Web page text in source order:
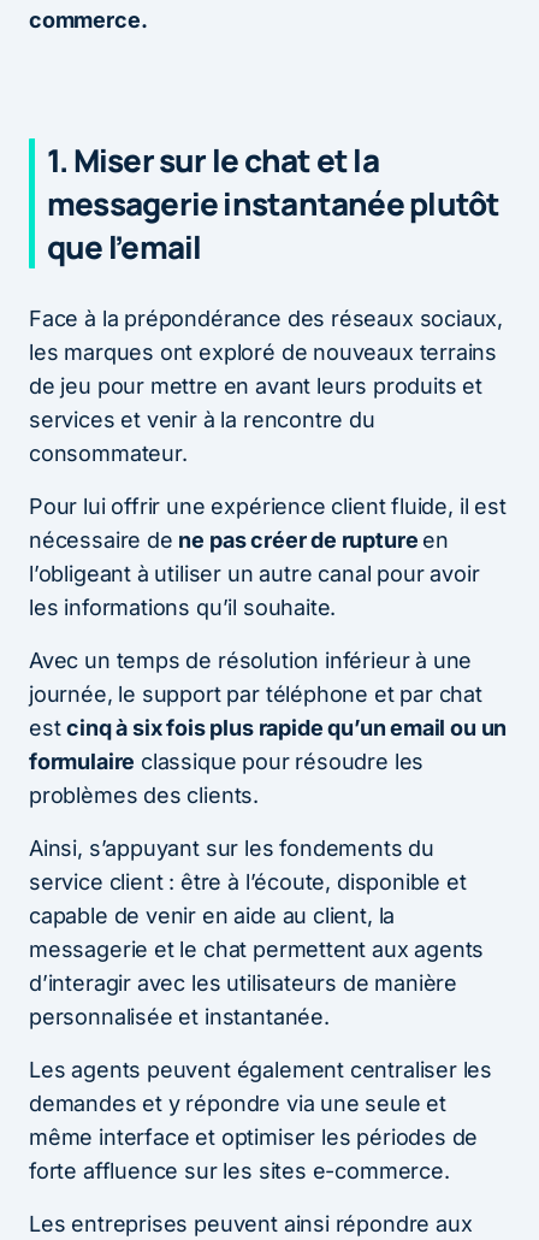
commerce.
1. Miser sur le chat et la
messagerie instantanée plutôt
que l’email
Face à la prépondérance des réseaux sociaux,
les marques ont exploré de nouveaux terrains
de jeu pour mettre en avant leurs produits et
services et venir à la rencontre du
consommateur.
Pour lui offrir une expérience client fluide, il est
nécessaire de ne pas créer de rupture en
l’obligeant à utiliser un autre canal pour avoir
les informations qu’il souhaite.
Avec un temps de résolution inférieur à une
journée, le support par téléphone et par chat
estcinq à six fois plus rapide qu’un email ou un
formulaire classique pour résoudre les
problèmes des clients.
Ainsi, s’appuyant sur les fondements du
service client : être à l’écoute, disponible et
capable de venir en aide au client, la
messagerie et le chat permettent aux agents
d’interagir avec les utilisateurs de manière
personnalisée et instantanée.
Les agents peuvent également centraliser les
demandes et y répondre via une seule et
même interface et optimiser les périodes de
forte affluence sur les sites e-commerce.
Les entreprises peuvent ainsi répondre aux